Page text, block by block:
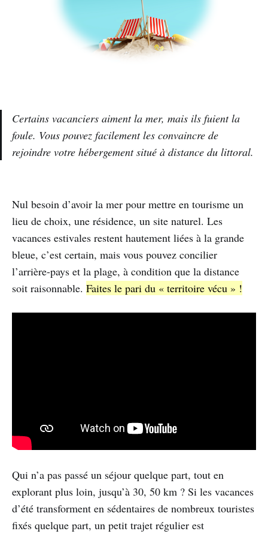
Certains vacanciers aiment la mer, mais ils fuient la
foule. Vous pouvez facilement les convaincre de
rejoindre votre hébergement situé à distance du littoral.
Nul besoin d’avoir la mer pour mettre en tourisme un
lieu de choix, une résidence, un site naturel. Les
vacances estivales restent hautement liées à la grande
bleue, c’est certain, mais vous pouvez concilier
l’arrière-pays et la plage, à condition que la distance
soit raisonnable. Faites le pari du « territoire vécu » !
Qui n’a pas passé un séjour quelque part, tout en
explorant plus loin, jusqu’à 30, 50 km ? Si les vacances
d’été transforment en sédentaires de nombreux touristes
fixés quelque part, un petit trajet régulier est